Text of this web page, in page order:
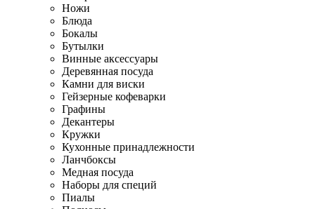
Ножи
Блюда
Бокалы
Бутылки
Винные аксессуары
Деревянная посуда
Камни для виски
Гейзерные кофеварки
Графины
Декантеры
Кружки
Кухонные принадлежности
Ланчбоксы
Медная посуда
Наборы для специй
Пиалы